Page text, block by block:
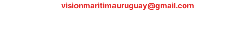
visionmaritimauruguay@gmail.com